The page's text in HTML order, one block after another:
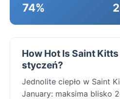
74%
How Hot Is Saint
styczeń?
Jednolite ciepło w Saint
January: maksima blisko